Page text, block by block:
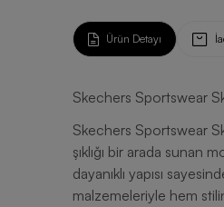
Ürün Detayı
Skechers Sportswear
Skechers Sportswear
şıklığı bir arada sunan
dayanıklı yapısı sayesinde her
malzemeleriyle hem